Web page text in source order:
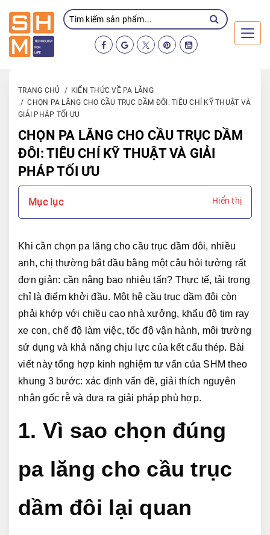
TRANG CHỦ
KIẾN THỨC VỀ PA LĂNG
CHỌN PA LĂNG CHO CẦU TRỤC DẦM ĐÔI: TIÊU CHÍ KỸ THUẬT VÀ
GIẢI PHÁP TỐI ƯU
CHỌN PA LĂNG CHO CẦU TRỤC DẦM
ĐÔI: TIÊU CHÍ KỸ THUẬT VÀ GIẢI
PHÁP TỐI ƯU
Mục lục Hiển thị
Khi cần chọn pa lăng cho cầu trục dầm đôi, nhiều
anh, chị thường bắt đầu bằng một câu hỏi tưởng rất
đơn giản: cần nâng bao nhiêu tấn? Thực tế, tải trọng
chỉ là điểm khởi đầu. Một hệ cầu trục dầm đôi còn
phải khớp với chiều cao nhà xưởng, khẩu độ tim ray
xe con, chế độ làm việc, tốc độ vận hành, môi trường
sử dụng và khả năng chịu lực của kết cấu thép. Bài
viết này tổng hợp kinh nghiệm tư vấn của SHM theo
khung 3 bước: xác định vấn đề, giải thích nguyên
nhân gốc rễ và đưa ra giải pháp phù hợp.
1. Vì sao chọn đúng
pa lăng cho cầu trục
dầm đôi lại quan